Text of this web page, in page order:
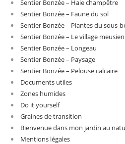
Sentier Bonzée – Haie champêtre
Sentier Bonzée – Faune du sol
Sentier Bonzée – Plantes du sous-
Sentier Bonzée – Le village meusien
Sentier Bonzée – Longeau
Sentier Bonzée – Paysage
Sentier Bonzée – Pelouse calcaire
Documents utiles
Zones humides
Do it yourself
Graines de transition
Bienvenue dans mon jardin au
Mentions légales